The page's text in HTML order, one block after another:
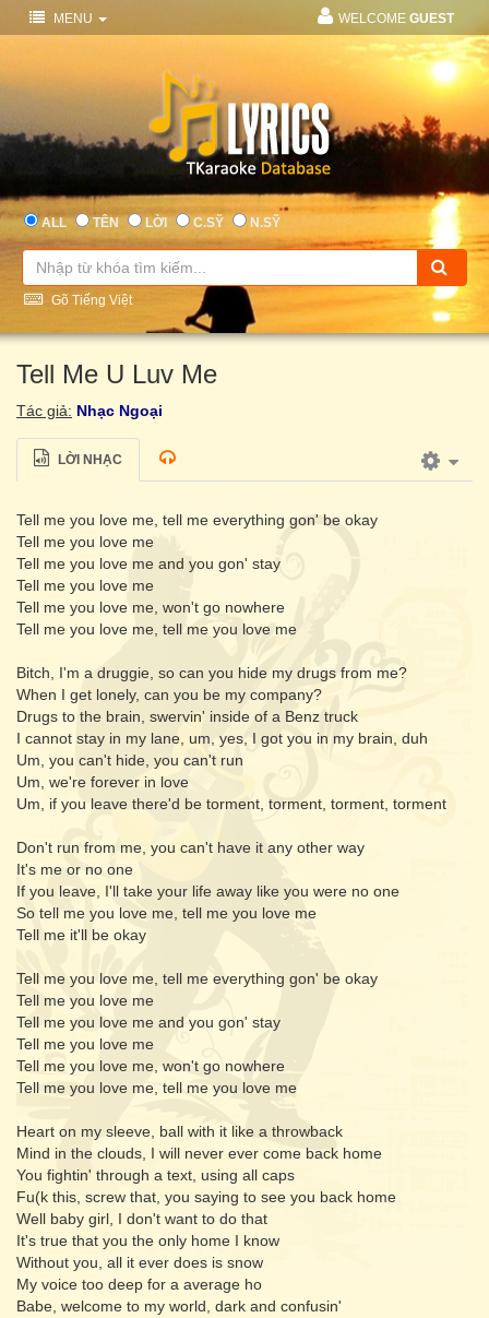
MENU WELCOME GUEST
ALL TÊN LỜI C.SỸ N.SỸ
Gõ Tiếng Việt
Tell Me U Luv Me
Tác giả: Nhạc Ngoại
LỜI NHẠC
Tell me you love me, tell me everything gon' be okay
Tell me you love me
Tell me you love me and you gon' stay
Tell me you love me
Tell me you love me, won't go nowhere
Tell me you love me, tell me you love me
Bitch, I'm a druggie, so can you hide my drugs from me?
When I get lonely, can you be my company?
Drugs to the brain, swervin' inside of a Benz truck
I cannot stay in my lane, um, yes, I got you in my brain, duh
Um, you can't hide, you can't run
Um, we're forever in love
Um, if you leave there'd be torment, torment, torment, torment
Don't run from me, you can't have it any other way
It's me or no one
If you leave, I'll take your life away like you were no one
So tell me you love me, tell me you love me
Tell me it'll be okay
Tell me you love me, tell me everything gon' be okay
Tell me you love me
Tell me you love me and you gon' stay
Tell me you love me
Tell me you love me, won't go nowhere
Tell me you love me, tell me you love me
Heart on my sleeve, ball with it like a throwback
Mind in the clouds, I will never ever come back home
You fightin' through a text, using all caps
Fu(k this, screw that, you saying to see you back home
Well baby girl, I don't want to do that
It's true that you the only home I know
Without you, all it ever does is snow
My voice too deep for a average ho
Babe, welcome to my world, dark and confusin'